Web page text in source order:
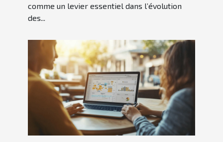
comme un levier essentiel dans l’évolution
des...